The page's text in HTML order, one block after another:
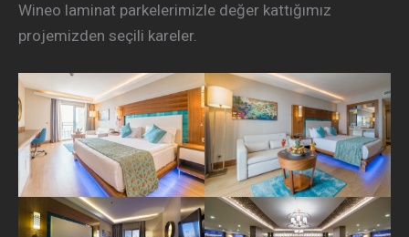
Wineo laminat parkelerimizle değer kattığımız
projemizden seçili kareler.